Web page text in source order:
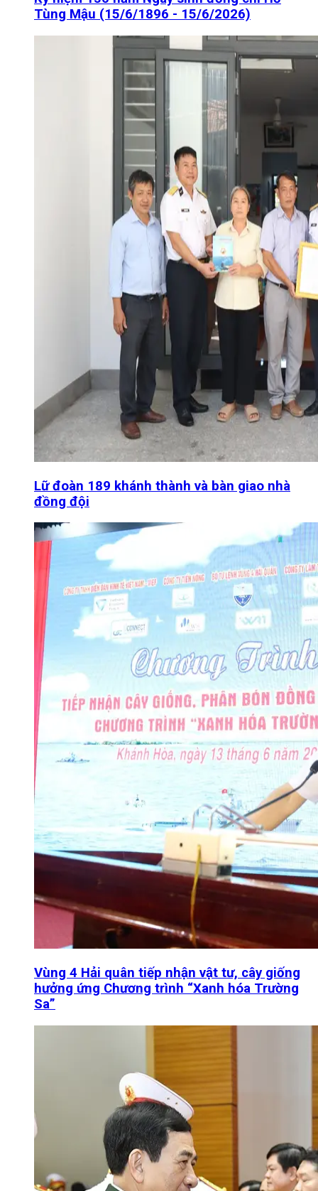
Tùng Mậu (15/6/1896 - 15/6/2026)
Lữ đoàn 189 khánh thành và bàn giao nhà
đồng đội
Vùng 4 Hải quân tiếp nhận vật tư, cây giống
hưởng ứng Chương trình “Xanh hóa Trường
Sa”